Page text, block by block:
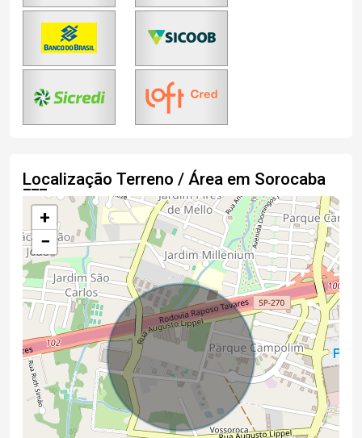
Localização Terreno / Área em Sorocaba
+
−